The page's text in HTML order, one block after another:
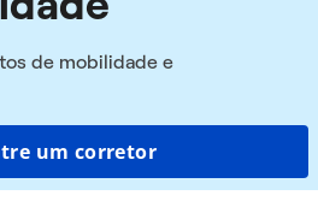
de mobilidade e
um corretor